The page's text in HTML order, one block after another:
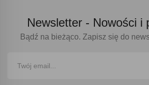
Newsletter - Nowości i
Bądź na bieżąco. Zapisz się do